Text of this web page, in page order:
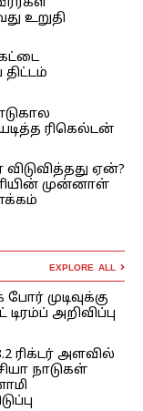
உறுதி
திட்டம்
ரிகெல்டன்
ஏன்?
முன்னாள்
EXPLORE ALL
முடிவுக்கு
அறிவிப்பு
ரிக்டர் அளவில்
நாடுகள்